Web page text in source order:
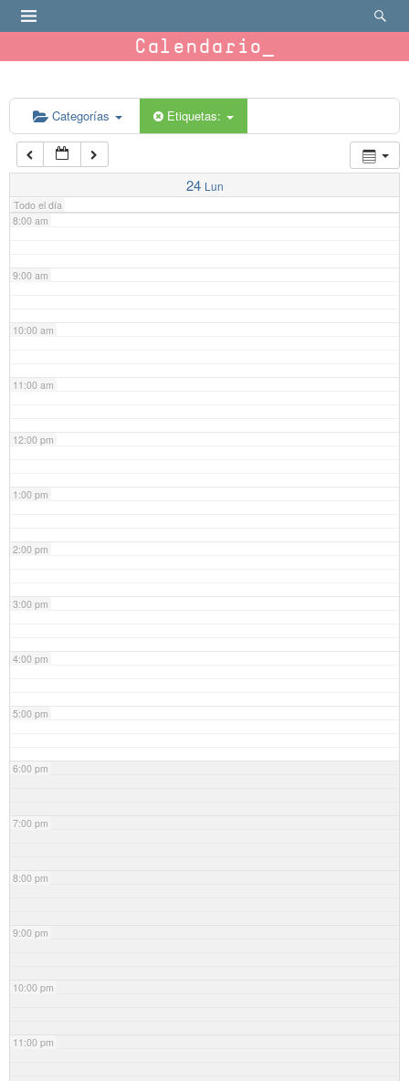
Calendario
Categorías Etiquetas:
24 Lun
Todo el día
6:00 am
7:00 am
8:00 am
9:00 am
10:00 am
11:00 am
12:00 pm
1:00 pm
2:00 pm
3:00 pm
4:00 pm
5:00 pm
6:00 pm
7:00 pm
8:00 pm
9:00 pm
10:00 pm
11:00 pm